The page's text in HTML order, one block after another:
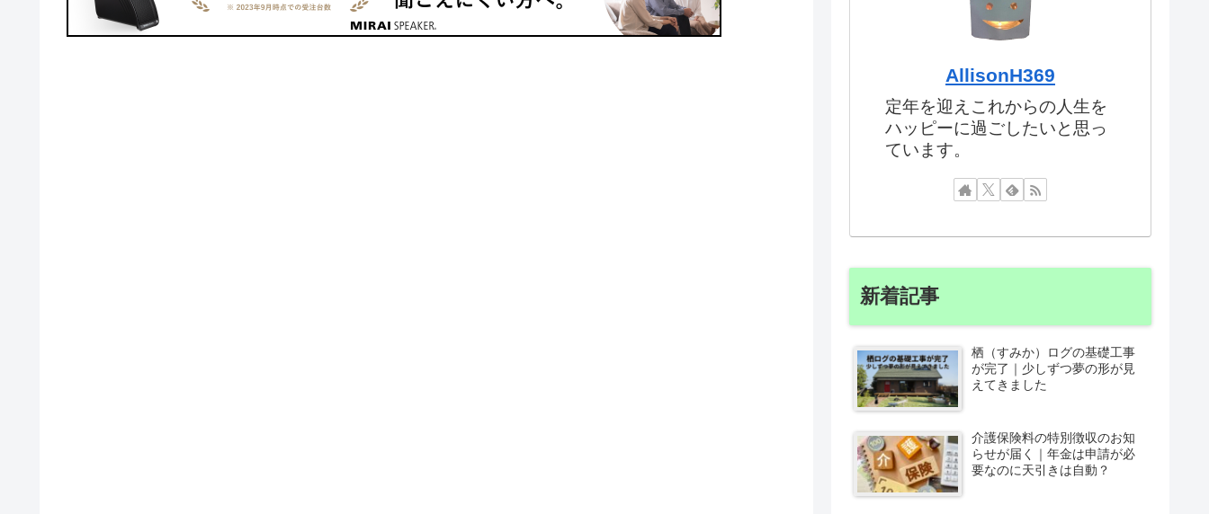
AllisonH369
定年を迎えこれからの人生を
ハッピーに過ごしたいと思っ
ています。
新着記事
栖（すみか）ログの基礎工事
が完了｜少しずつ夢の形が見
えてきました
介護保険料の特別徴収のお知
らせが届く｜年金は申請が必
要なのに天引きは自動？